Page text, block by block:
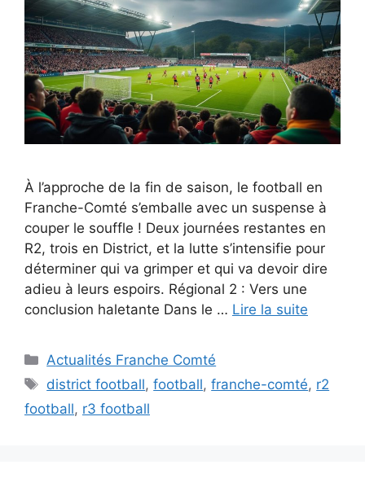
À l’approche de la fin de saison, le football en
Franche-Comté s’emballe avec un suspense à
couper le souffle ! Deux journées restantes en
R2, trois en District, et la lutte s’intensifie pour
déterminer qui va grimper et qui va devoir dire
adieu à leurs espoirs. Régional 2 : Vers une
conclusion haletante Dans le … Lire la suite
Catégories
Actualités Franche Comté
Étiquettes
district football,football,franche-comté, r2
football, r3 football